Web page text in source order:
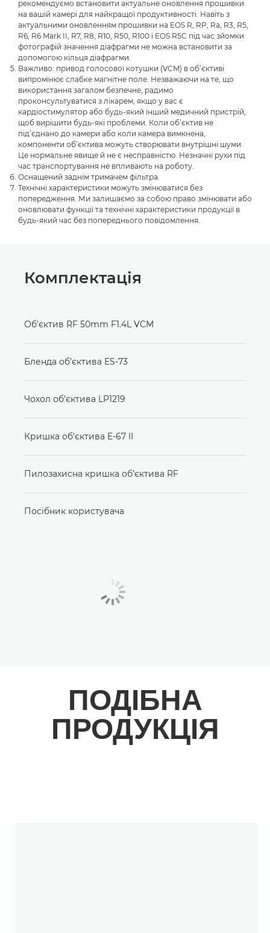
рекомендуємо встановити актуальне оновлення прошивки
на вашій камері для найкращої продуктивності. Навіть з
актуальними оновленням прошивки на EOS R, RP, Ra, R3, R5,
R6, R6 Mark II, R7, R8, R10, R50, R100 і EOS R5C під час зйомки
фотографій значення діафрагми не можна встановити за
допомогою кільця діафрагми.
Важливо: привод голосової котушки (VCM) в об’єктиві
випромінює слабке магнітне поле. Незважаючи на те, що
використання загалом безпечне, радимо
проконсультуватися з лікарем, якщо у вас є
кардіостимулятор або будь-який інший медичний пристрій,
щоб вирішити будь-які проблеми. Коли об’єктив не
під’єднано до камери або коли камера вимкнена,
компоненти об’єктива можуть створювати внутрішні шуми.
Це нормальне явище й не є несправністю. Незначні рухи під
час транспортування не впливають на роботу.
Оснащений заднім тримачем фільтра.
Технічні характеристики можуть змінюватися без
попередження. Ми залишаємо за собою право змінювати або
оновлювати функції та технічні характеристики продукції в
будь-який час без попереднього повідомлення.
Комплектація
Об’єктив RF 50mm F1.4L VCM
Бленда об’єктива ES-73
Чохол об’єктива LP1219
Кришка об’єктива E-67 II
Пилозахисна кришка об’єктива RF
Посібник користувача
ПОДІБНА
ПРОДУКЦІЯ